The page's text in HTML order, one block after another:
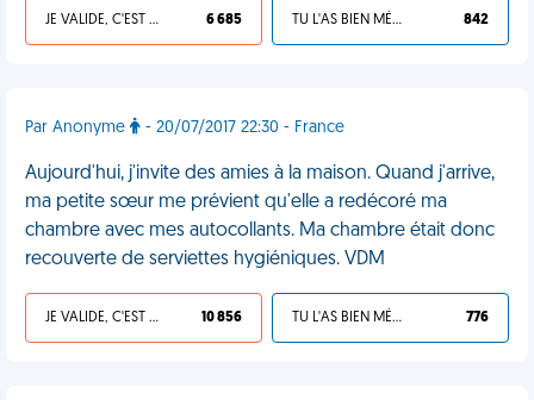
JE VALIDE, C'EST UNE VDM 6 685 TU L'AS BIEN MÉRITÉ 842
Par Anonyme - 20/07/2017 22:30 - France
Aujourd'hui, j'invite des amies à la maison. Quand j'arrive,
ma petite sœur me prévient qu'elle a redécoré ma
chambre avec mes autocollants. Ma chambre était donc
recouverte de serviettes hygiéniques. VDM
JE VALIDE, C'EST UNE VDM 10 856 TU L'AS BIEN MÉRITÉ 776